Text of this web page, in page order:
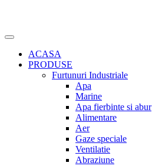
ACASA
PRODUSE
Furtunuri Industriale
Apa
Marine
Apa fierbinte si abur
Alimentare
Aer
Gaze speciale
Ventilatie
Abraziune